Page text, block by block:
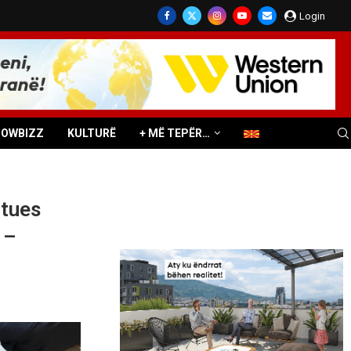
Login
KULTURË + MË TEPËR…